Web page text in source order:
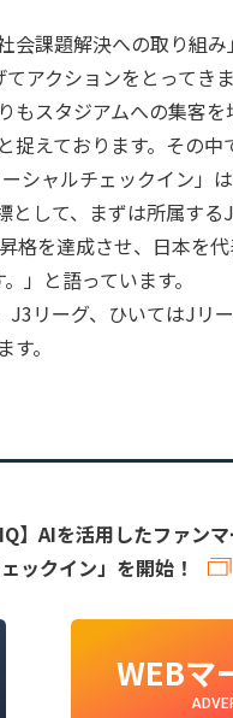
会課題解決への取り組
アクションをとってき
スタジアムへの集客
えております。その中
シャルチェックイン」
として、まずは所属す
格を達成させ、日本を
」と語っています。
リーグ、ひいてはJリ
。
】AIを活用したファン
ックイン」を開始！
WEBマ